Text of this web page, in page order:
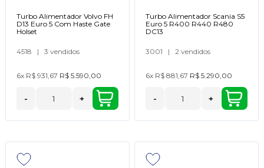
Turbo Alimentador Volvo FH
D13 Euro 5 Com Haste Gate
Holset
4518 | 3 vendidos
6x R$ 931,67 R$ 5.590,00
- +
Turbo Alimentador Scania S5
Euro 5 R400 R440 R480
DC13
3001 | 2 vendidos
6x R$ 881,67 R$ 5.290,00
- +